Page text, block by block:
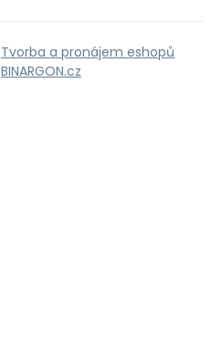
Tvorba a pronájem eshopů
BINARGON.cz